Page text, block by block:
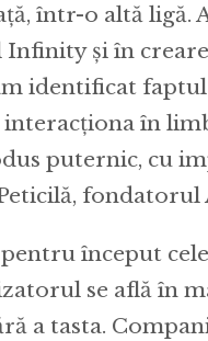
într-o altă
Infinity și în
identificat
în
puternic, cu
fondatorul
început
se află în
a tasta.